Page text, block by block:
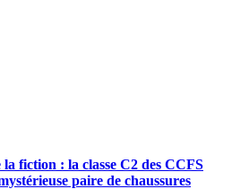
fiction : la classe C2 des CCFS
paire de chaussures